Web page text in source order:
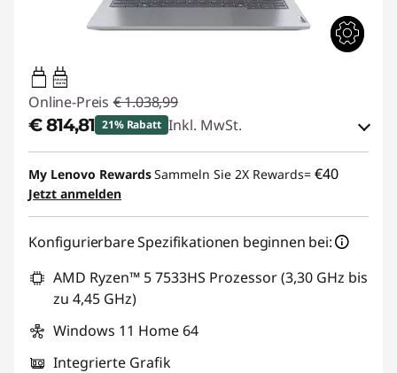
65W-65W
USB PD
Online-Preis € 1.038,99
€ 814,81 21% Rabatt Inkl. MwSt.
eCoupon-Rabatt :-€ 224,18
eCoupon :THINKDEAL
My Lenovo RewardsSammeln Sie 2X Rewards= €40
Jetzt anmelden
Konfigurierbare Spezifikationen beginnen bei:
AMD Ryzen™ 5 7533HS Prozessor (3,30 GHz bis
zu 4,45 GHz)
Windows 11 Home 64
Integrierte Grafik